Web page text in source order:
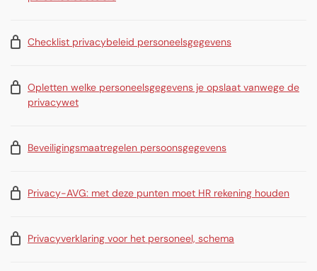
Checklist privacybeleid personeelsgegevens
Opletten welke personeelsgegevens je opslaat vanwege de
privacywet
Beveiligingsmaatregelen persoonsgegevens
Privacy-AVG: met deze punten moet HR rekening houden
Privacyverklaring voor het personeel, schema